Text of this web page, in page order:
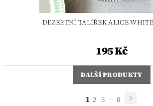
DEZERTNÍ TALÍŘEK ALICE
195 Kč
DALŠÍ PRODUKTY
1 2 3 ... 8